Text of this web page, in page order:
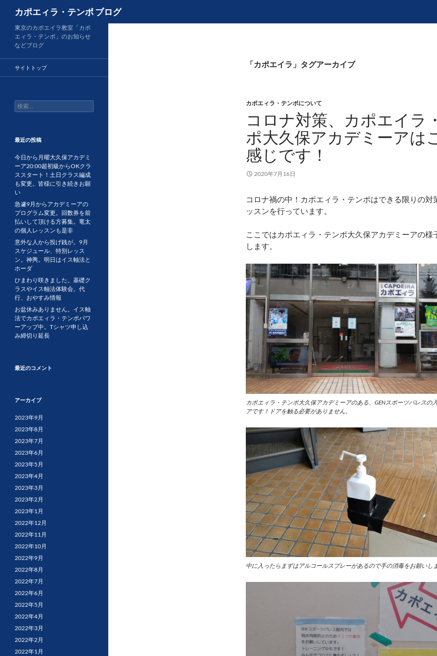
ツ
カポエィラ・テンポ ブログ
「カポエイラ」タグアーカイブ
カポエィラ・テンポについて
コロナ対策、カポエイラ
ポ大久保アカデミーアは
感じです！
2020年7月16日
コロナ禍の中！カポエィラ・テンポはできる限りの対
ッスンを行っています。
ここではカポエィラ・テンポ大久保アカデミーアの様
します。
カポエィラ・テンポ大久保アカデミーアのある、GENスポーツパレスの
アです！ドアを触る必要がありません。
中に入ったらまずはアルコールスプレーがあるので手の消毒をお願いし
東京のカポエイラ教室「カポ
エィラ・テンポ」のお知らせ
などブログ
サイトトップ
検
索:
最近の投稿
今日から月曜大久保アカデミ
ーア20:00超初級からOKクラ
ススタート！土日クラス編成
も変更。皆様に引き続きお願
い
急遽9月からアカデミーアの
プログラム変更。回数券を前
払いして頂ける方募集。竜太
の個人レッスンも是非
意外な人から投げ銭が。9月
スケジュール、特別レッス
ン。神輿。明日はイス軸法と
ホーダ
ひまわり咲きました。基礎ク
ラスやイス軸法体験会。代
行、おやすみ情報
お盆休みありません。イス軸
法でカポエィラ・テンポパワ
ーアップ中。Tシャツ申し込
み締切り延長
最近のコメント
アーカイブ
2023年9月
2023年8月
2023年7月
2023年6月
2023年5月
2023年4月
2023年3月
2023年2月
2023年1月
2022年12月
2022年11月
2022年10月
2022年9月
2022年8月
2022年7月
2022年6月
2022年5月
2022年4月
2022年3月
2022年2月
2022年1月